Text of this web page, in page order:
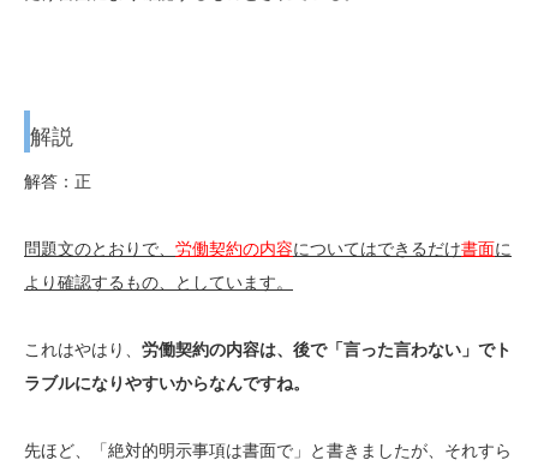
解説
解答：正
問題文のとおりで、 労働契約の内容についてはできるだけ書面に
より確認するもの、としています。
これはやはり、 労働契約の内容は、後で「言った言わない」でト
ラブルになりやすいからなんですね。
先ほど、「絶対的明示事項は書面で」と書きましたが、それすら